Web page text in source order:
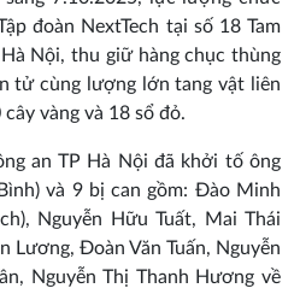
đoàn NextTech tại số 18 Tam
Nội, thu giữ hàng chục thùng
tử cùng lượng lớn tang vật liên
vàng và 18 sổ đỏ.
an TP Hà Nội đã khởi tố ông
và 9 bị can gồm: Đào Minh
Nguyễn Hữu Tuất, Mai Thái
Lương, Đoàn Văn Tuấn, Nguyễn
Nguyễn Thị Thanh Hương về